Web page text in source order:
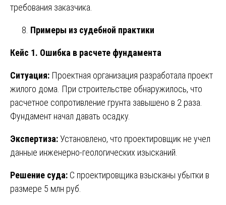
требования заказчика.
Примеры из судебной практики
Кейс 1. Ошибка в расчете фундамента
Ситуация: Проектная организация разработала проект
жилого дома. При строительстве обнаружилось, что
расчетное сопротивление грунта завышено в 2 раза.
Фундамент начал давать осадку.
Экспертиза:Установлено, что проектировщик не учел
данные инженерно-геологических изысканий.
Решение суда: С проектировщика взысканы убытки в
размере 5 млн руб.